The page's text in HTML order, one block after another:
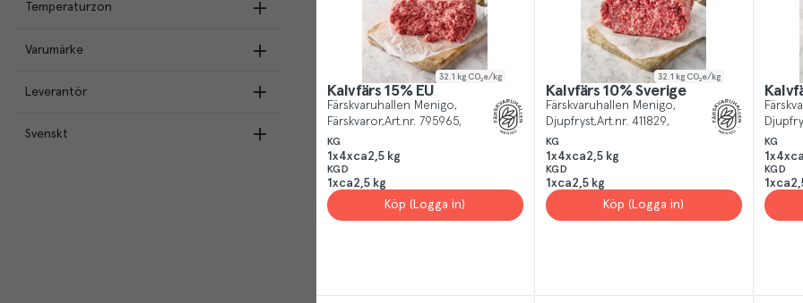
32.1 kg CO₂e/kg
Kalvfärs 15% EU
Färskvaruhallen Menigo
Färskvaror Art.nr. 795965
KG
1x4xca2,5 kg
KGD
1xca2,5 kg
Köp (Logga in)
32.1 kg CO₂e/kg
Kalvfärs 10% Sverige
Färskvaruhallen Menigo
Djupfryst Art.nr. 411829
KG
1x4xca2,5 kg
KGD
1xca2,5 kg
Köp (Logga in)
KG
KGD
Temperaturzon
Färskvaror 5)
Varumärke
Menigos egna varor 7)
1)
Leverantör
Menigo 7)
Svenskt